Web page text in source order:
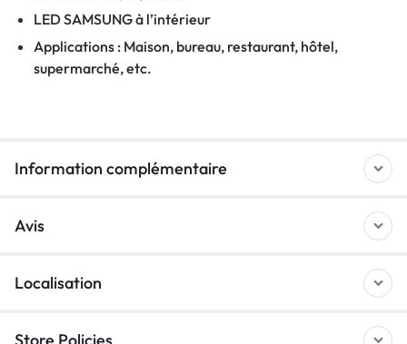
LED SAMSUNG à l’intérieur
Applications : Maison, bureau, restaurant, hôtel,
supermarché, etc.
Information complémentaire
Avis
Localisation